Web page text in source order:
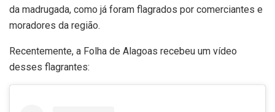
da madrugada, como já foram flagrados por comerciantes e
moradores da região.
Recentemente, a Folha de Alagoas recebeu um vídeo
desses flagrantes: